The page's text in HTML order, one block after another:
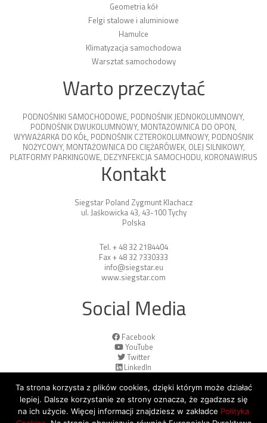
Geometria kół
Felgi stalowe i aluminiowe
Hamulce
Klimatyzacja samochodowa
Warsztat samochodowy
Warto przeczytać
PODNOŚNIKI SAMOCHODOWE, PODNOŚNIK JEDNOKOLUMNOWY,
PODNOŚNIK DWUKOLUMNOWY, MONTAŻOWNICA DO OPON,
WYWAŻARKA DO KÓŁ, PODNOŚNIK CZTEROKOLUMNOWY, PODNOŚNIK
NOŻYCOWY, MONTAŻOWNICA DO CIĘŻARÓWEK, OLEJ SILNIKOWY,
PLATFORMY PARKINGOWE, DEZYNFEKCJA SAMOCHODU, KORONAWIRUS
Kontakt
Siegstar Poland Zygmunt Klachacz
ul. Jaśkowicka 43, 43-100 Tychy
Polska
Tel. + 48 32 2184404
Fax + 48 32 7330333
info@siegstar.eu
www.siegstar.com
Social Media
Facebook
YouTube
Twitter
LinkedIn
Ta strona korzysta z plików cookies, dzięki którym może działać
lepiej. Dalsze korzystanie ze strony oznacza, że zgadzasz się
na ich użycie. Więcej informacji znajdziesz w zakładce Polityka